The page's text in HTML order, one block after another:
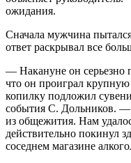
ожидания.
Сначала мужчина
ответ раскрывал все
— Накануне он серьезно
что он проиграл
копилку подложил
события С. Дольников. —
из общежития. Нам
действительно покинул
соседнем магазине